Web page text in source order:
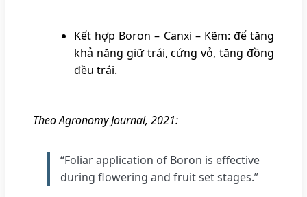
Kết hợp Boron – Canxi – Kẽm: để tăng
khả năng giữ trái, cứng vỏ, tăng đồng
đều trái.
Theo Agronomy Journal, 2021:
“Foliar application of Boron is effective
during flowering and fruit set stages.”